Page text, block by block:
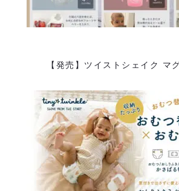
【発売】ツイストシェイク マ